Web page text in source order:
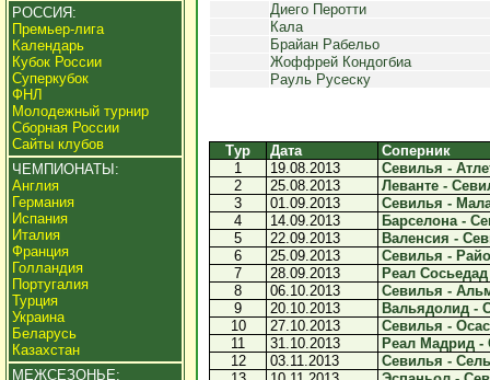
РОССИЯ:
Премьер-лига
Календарь
Кубок России
Суперкубок
ФНЛ
Молодежный турнир
Сборная России
Сайты клубов
ЧЕМПИОНАТЫ:
Англия
Германия
Испания
Италия
Франция
Голландия
Португалия
Турция
Украина
Беларусь
Казахстан
МЕЖСЕЗОНЬЕ:
Диего Перотти
Кала
Брайан Рабельо
Жоффрей Кондогбиа
Рауль Русеску
Тур Дата
Соперник
1
19.08.2013
Севилья -
2
25.08.2013
Леванте -
3
01.09.2013
Севилья -
4
14.09.2013
Барселона -
5
22.09.2013
Валенсия -
6
25.09.2013
Севилья -
7
28.09.2013
Реал
8
06.10.2013
Севилья -
9
20.10.2013
Вальядолид -
10
27.10.2013
Севилья -
11
31.10.2013
Реал Мадрид -
12
03.11.2013
Севилья -